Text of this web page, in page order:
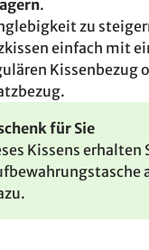
.
zu
einfach mit
Kissenbezug
für Sie
Kissens erhalten